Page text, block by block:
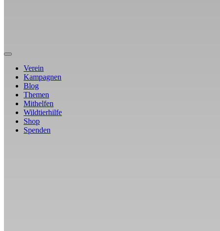
Verein
Kampagnen
Blog
Themen
Mithelfen
Wildtierhilfe
Shop
Spenden